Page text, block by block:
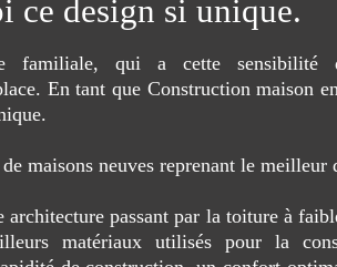
ce design si unique.
familiale, qui a cette sensibilité
En tant que Construction maison
maisons neuves reprenant le
passant par la toiture à
matériaux utilisés pour la